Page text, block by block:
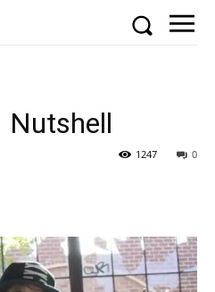
Nutshell
0
1247